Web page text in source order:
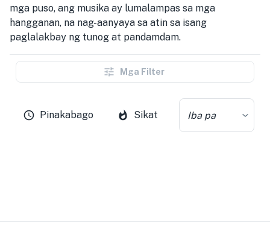
mga puso, ang musika ay lumalampas sa mga
hangganan, na nag-aanyaya sa atin sa isang
paglalakbay ng tunog at pandamdam.
Mga Filter
Pinakabago Sikat Iba pa